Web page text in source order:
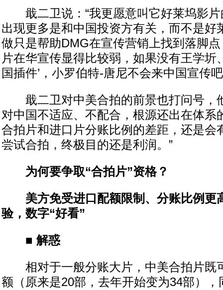
戢二卫说：“我更愿意叫它好莱坞影片
出现更多是和中国投资方有关，而不是好
做只是帮助DMG在宣传营销上找到落脚
片在华宣传显得比较弱，如果没有王学圻
国插件’，小罗伯特-唐尼不会来中国宣传
戢二卫对中美合拍的前景也打问号，
对中国不适应、不配合，根源还出在体系
合拍片和进口片分账比例的差距，还是会
尝试合拍，终极目的还是利润。”
为何要争取“合拍片”资格？
美方免受进口配额限制、分账比例更
验，数字“好看”
■ 解惑
相对于一般分账大片，中美合拍片既
额（原来是20部，去年开始变为34部）